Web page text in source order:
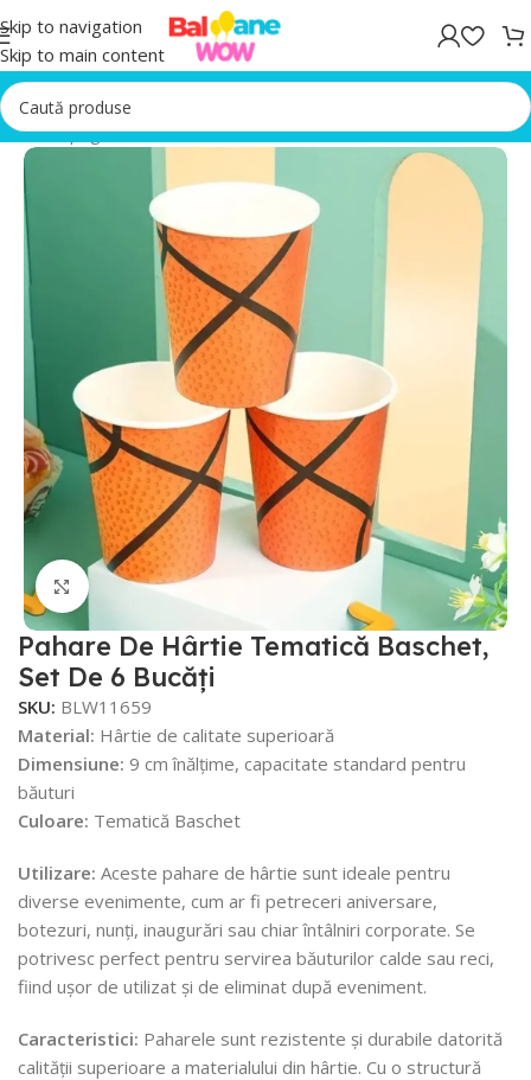
Skip to navigation
Skip to main content
Prima pagină/Accesorii Petrecere
Faceți click pentru a mări
Pahare De Hârtie Tematică Baschet,
Set De 6 Bucăți
SKU: BLW11659
Material: Hârtie de calitate superioară
Dimensiune: 9 cm înălțime, capacitate standard pentru
băuturi
Culoare: Tematică Baschet
Utilizare: Aceste pahare de hârtie sunt ideale pentru
diverse evenimente, cum ar fi petreceri aniversare,
botezuri, nunți, inaugurări sau chiar întâlniri corporate. Se
potrivesc perfect pentru servirea băuturilor calde sau reci,
fiind ușor de utilizat și de eliminat după eveniment.
Caracteristici: Paharele sunt rezistente și durabile datorită
calității superioare a materialului din hârtie. Cu o structură